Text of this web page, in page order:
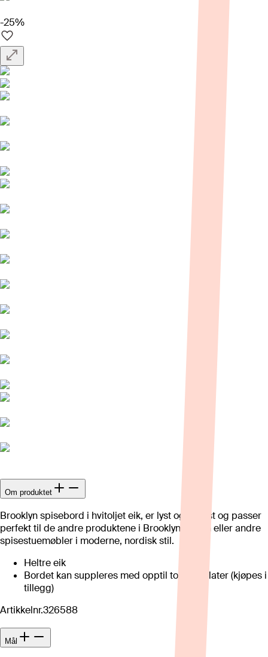
-25%
Om produktet
Brooklyn spisebord i hvitoljet eik, er lyst og robust og passer
perfekt til de andre produktene i Brooklyn-serien eller andre
spisestuemøbler i moderne, nordisk stil.
Heltre eik
Bordet kan suppleres med opptil to endeplater (kjøpes i
tillegg)
Artikkelnr.326588
Mål